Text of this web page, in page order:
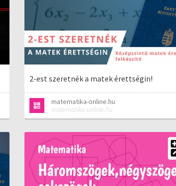
2-est szeretnék a matek érettségin!
matematika-online.hu
matematika-online.hu